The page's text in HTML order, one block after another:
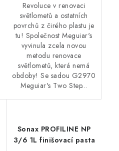
Revoluce v renovaci
světlometů a ostatních
povrchů z čirého plastu je
tu! Společnost Meguiar's
vyvinula zcela novou
metodu renovace
světlometů, která nemá
obdoby! Se sadou G2970
Meguiar's Two Step...
Sonax PROFILINE NP
3/6 1L finišovací pasta